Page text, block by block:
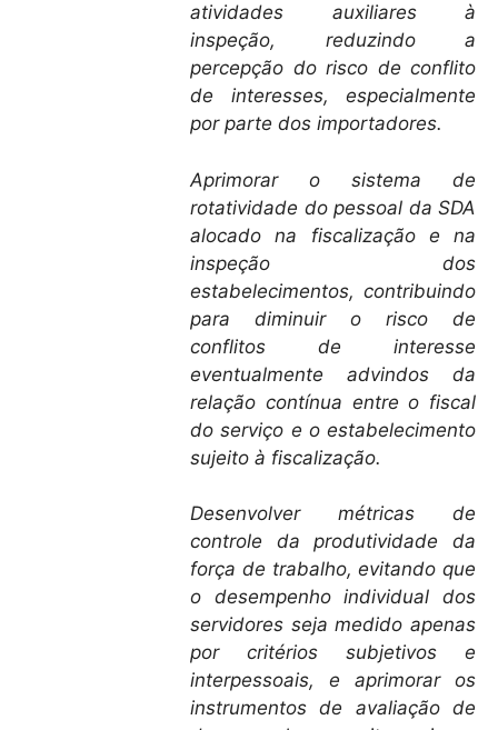
atividades auxiliares à
inspeção, reduzindo a
percepção do risco de conflito
de interesses, especialmente
por parte dos importadores.
Aprimorar o sistema de
rotatividade do pessoal da SDA
alocado na fiscalização e na
inspeção dos
estabelecimentos, contribuindo
para diminuir o risco de
conflitos de interesse
eventualmente advindos da
relação contínua entre o fiscal
do serviço e o estabelecimento
sujeito à fiscalização.
Desenvolver métricas de
controle da produtividade da
força de trabalho, evitando que
o desempenho individual dos
servidores seja medido apenas
por critérios subjetivos e
interpessoais, e aprimorar os
instrumentos de avaliação de